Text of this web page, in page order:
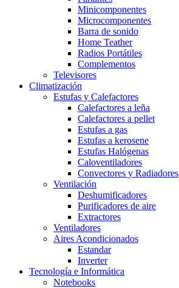
Minicomponentes
Microcomponentes
Barra de sonido
Home Teather
Radios Portátiles
Complementos
Televisores
Climatización
Estufas y Calefactores
Calefactores a leña
Calefactores a pellet
Estufas a gas
Estufas a kerosene
Estufas Halógenas
Caloventiladores
Convectores y Radiadores
Ventilación
Deshumificadores
Purificadores de aire
Extractores
Ventiladores
Aires Acondicionados
Estandar
Inverter
Tecnología e Informática
Notebooks